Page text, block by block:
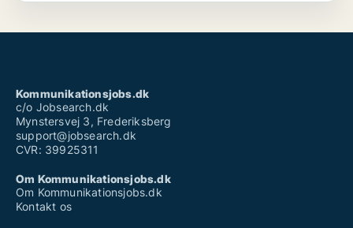
Kommunikationsjobs.dk
c/o Jobsearch.dk
Mynstersvej 3, Frederiksberg
support@jobsearch.dk
CVR: 39925311
Om Kommunikationsjobs.dk
Om Kommunikationsjobs.dk
Kontakt os